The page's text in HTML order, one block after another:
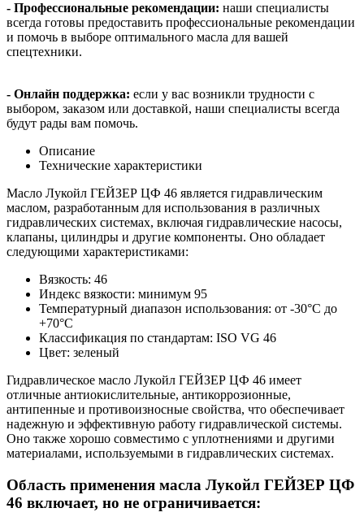
- Профессиональные рекомендации: наши специалисты
всегда готовы предоставить профессиональные рекомендации
и помочь в выборе оптимального масла для вашей
спецтехники.
- Онлайн поддержка: если у вас возникли трудности с
выбором, заказом или доставкой, наши специалисты всегда
будут рады вам помочь.
Описание
Технические характеристики
Масло Лукойл ГЕЙЗЕР ЦФ 46 является гидравлическим
маслом, разработанным для использования в различных
гидравлических системах, включая гидравлические насосы,
клапаны, цилиндры и другие компоненты. Оно обладает
следующими характеристиками:
Вязкость: 46
Индекс вязкости: минимум 95
Температурный диапазон использования: от -30°C до
+70°C
Классификация по стандартам: ISO VG 46
Цвет: зеленый
Гидравлическое масло Лукойл ГЕЙЗЕР ЦФ 46 имеет
отличные антиокислительные, антикоррозионные,
антипенные и противоизносные свойства, что обеспечивает
надежную и эффективную работу гидравлической системы.
Оно также хорошо совместимо с уплотнениями и другими
материалами, используемыми в гидравлических системах.
Область применения масла Лукойл ГЕЙЗЕР ЦФ
46 включает, но не ограничивается: